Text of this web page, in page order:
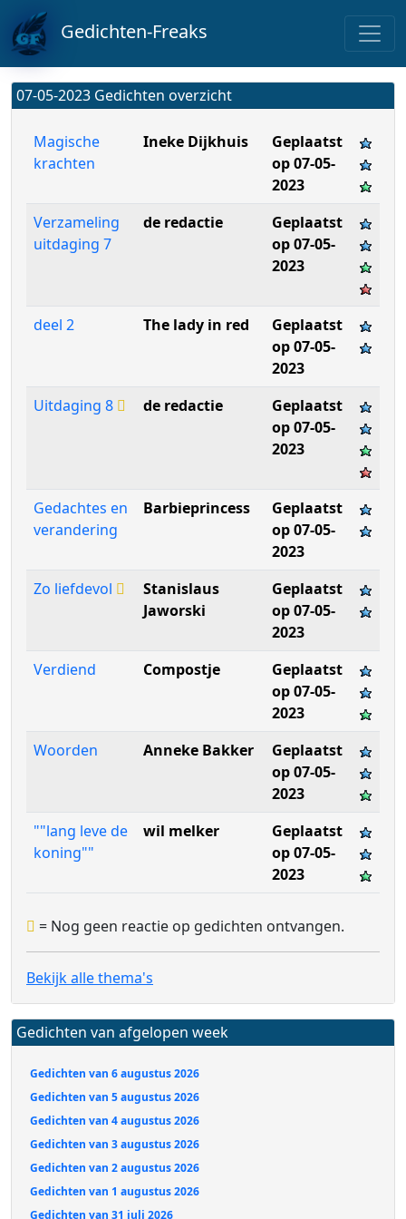
Gedichten-Freaks
07-05-2023 Gedichten overzicht
Magische
krachten
Ineke Dijkhuis
Geplaatst
op 07-05-
2023
Verzameling
uitdaging 7
de redactie
Geplaatst
op 07-05-
2023
deel 2 The lady in red
Geplaatst
op 07-05-
2023
Uitdaging 8
de redactie
Geplaatst
op 07-05-
2023
Gedachtes en
verandering
Barbieprincess
Geplaatst
op 07-05-
2023
Zo liefdevol
Stanislaus
Jaworski
Geplaatst
op 07-05-
2023
Verdiend
Compostje
Geplaatst
op 07-05-
2023
Woorden
Anneke Bakker
Geplaatst
op 07-05-
2023
""lang leve de
koning""
wil melker
Geplaatst
op 07-05-
2023
= Nog geen reactie op gedichten ontvangen.
Bekijk alle thema's
Gedichten van afgelopen week
Gedichten van 6 augustus 2026
Gedichten van 5 augustus 2026
Gedichten van 4 augustus 2026
Gedichten van 3 augustus 2026
Gedichten van 2 augustus 2026
Gedichten van 1 augustus 2026
Gedichten van 31 juli 2026